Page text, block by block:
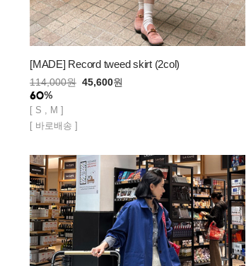
[MADE] Record tweed skirt (2col)
114,000원 45,600원
[ S , M ]
[ 바로배송 ]